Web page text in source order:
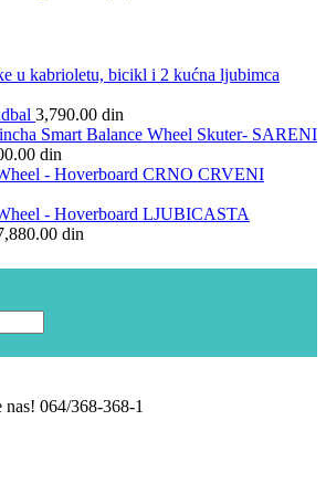
u kabrioletu, bicikl i 2 kućna ljubimca
3,790.00 din
Smart Balance Wheel Skuter- SARENI
din
- Hoverboard CRNO CRVENI
- Hoverboard LJUBICASTA
din
nas! 064/368-368-1